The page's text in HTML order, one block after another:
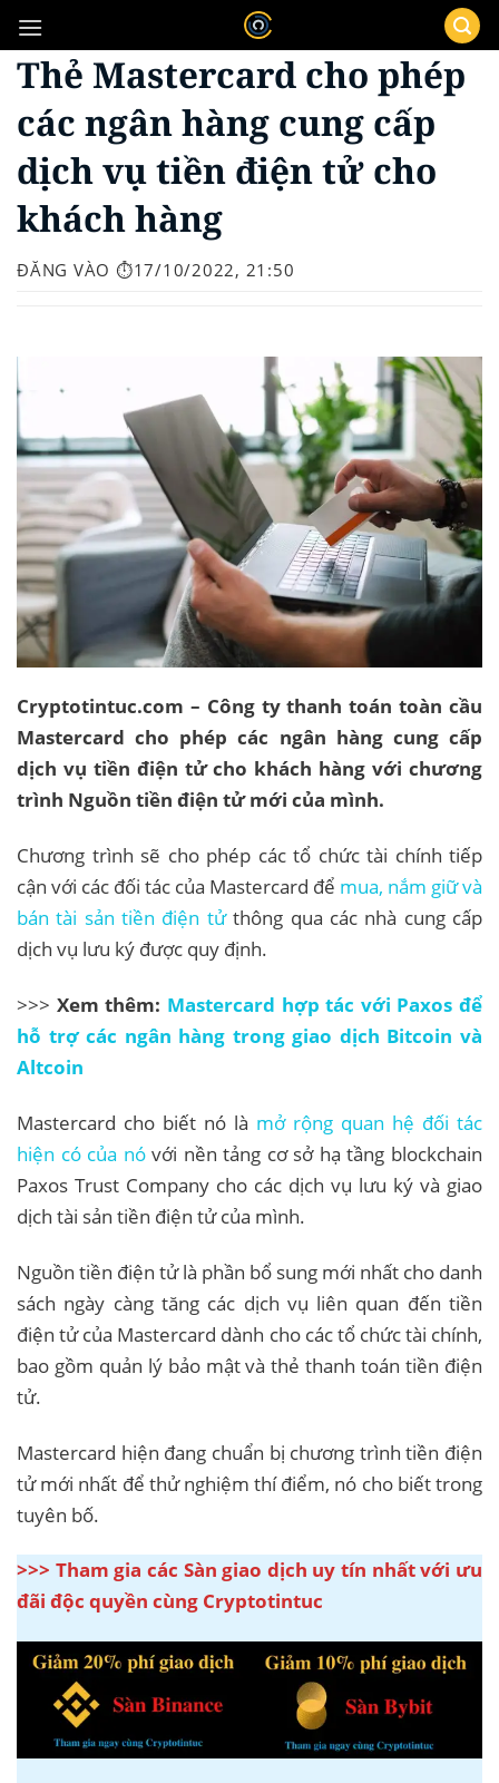
qua
nội
Thẻ Mastercard cho phép
các ngân hàng cung cấp
dịch vụ tiền điện tử cho
khách hàng
ĐĂNG VÀO ⏱️17/10/2022, 21:50
Cryptotintuc.com – Công ty thanh toán toàn cầu
Mastercard cho phép các ngân hàng cung cấp
dịch vụ tiền điện tử cho khách hàng với chương
trình Nguồn tiền điện tử mới của mình.
Chương trình sẽ cho phép các tổ chức tài chính tiếp
cận với các đối tác của Mastercard để mua, nắm giữ và
bán tài sản tiền điện tửthông qua các nhà cung cấp
dịch vụ lưu ký được quy định.
>>> Xem thêm: Mastercard hợp tác với Paxos để
hỗ trợ các ngân hàng trong giao dịch Bitcoin và
Altcoin
Mastercard cho biết nó là mở rộng quan hệ đối tác
hiện có của nóvới nền tảng cơ sở hạ tầng blockchain
Paxos Trust Company cho các dịch vụ lưu ký và giao
dịch tài sản tiền điện tử của mình.
Nguồn tiền điện tử là phần bổ sung mới nhất cho danh
sách ngày càng tăng các dịch vụ liên quan đến tiền
điện tử của Mastercard dành cho các tổ chức tài chính,
bao gồm quản lý bảo mật và thẻ thanh toán tiền điện
tử.
Mastercard hiện đang chuẩn bị chương trình tiền điện
tử mới nhất để thử nghiệm thí điểm, nó cho biết trong
tuyên bố.
>>> Tham gia các Sàn giao dịch uy tín nhất với ưu
đãi độc quyền cùng Cryptotintuc